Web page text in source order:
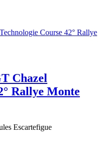
Chazel
Rallye Monte
Escartefigue